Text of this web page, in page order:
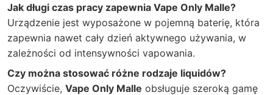
Jak długi czas pracy zapewnia Vape Only Malle?
Urządzenie jest wyposażone w pojemną baterię, która
zapewnia nawet cały dzień aktywnego używania, w
zależności od intensywności vapowania.
Czy można stosować różne rodzaje liquidów?
Oczywiście, Vape Only Malle obsługuje szeroką gamę